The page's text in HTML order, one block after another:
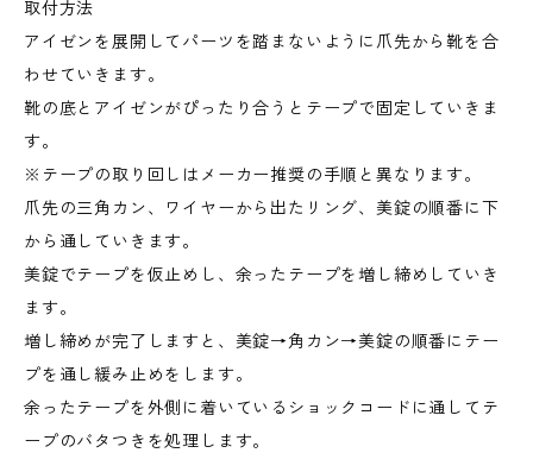
取付方法
アイゼンを展開してパーツを踏まないように爪先から靴を合
わせていきます。
靴の底とアイゼンがぴったり合うとテープで固定していきま
す。
※テープの取り回しはメーカー推奨の手順と異なります。
爪先の三角カン、ワイヤーから出たリング、美錠の順番に下
から通していきます。
美錠でテープを仮止めし、余ったテープを増し締めしていき
ます。
増し締めが完了しますと、美錠→角カン→美錠の順番にテー
プを通し緩み止めをします。
余ったテープを外側に着いているショックコードに通してテ
ープのバタつきを処理します。